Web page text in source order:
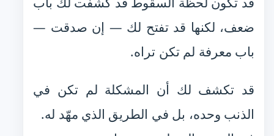
ضعف، لكنها قد تفتح لك — إن صدقت —
باب معرفة لم تكن تراه.
قد تكشف لك أن المشكلة لم تكن في
الذنب وحده، بل في الطريق الذي مهّد له.